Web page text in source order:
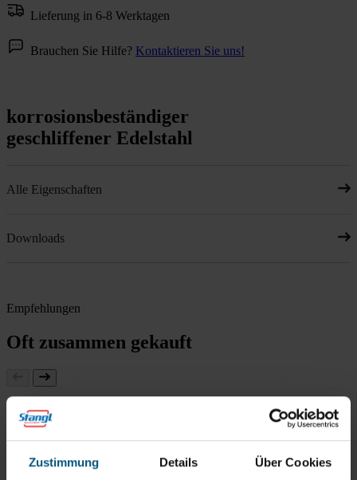
Zustimmung Details Über Cookies
Lieferung in 6-8 Werktagen
Brauchen Sie Hilfe? Kontaktieren Sie uns!
korrosionsbeständiger
geschliffener Edelstahl
Alle Eigenschaften
Downloads
Empfehlungen
Oft zusammen gekauft
Stangl WC Bürste Solid